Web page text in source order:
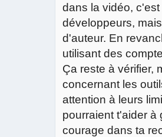
dans la vidéo,
développeurs,
d'auteur. En
utilisant des
Ça reste à vérifier,
concernant les
attention à leurs
pourraient t'aider à
courage dans ta